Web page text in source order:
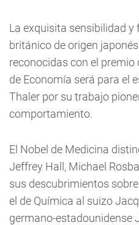
La exquisita sensibilidad y
británico de origen
reconocidas con el premio
de Economía será para el
Thaler por su trabajo
comportamiento.
El Nobel de Medicina
Jeffrey Hall, Michael
sus descubrimientos
el de Química al suizo
germano-estadounidense